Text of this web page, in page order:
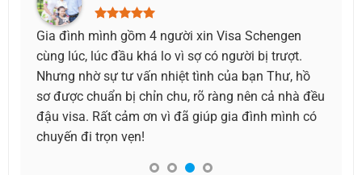
đều
Thật sự biết ơn đội ngũ dịch vụ làm visa đã giúp
mình hoàn tất mọi thứ nhanh chóng. Lịch trình
gấp, cần visa sớm để đi công tác mà vẫn kịp. Mọi
người làm việc rất trách nhiệm, hỗ trợ hết mình.